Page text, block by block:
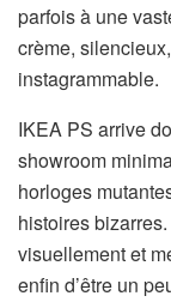
parfois à une
crème,
instagrammable.
IKEA PS arrive
showroom
horloges
histoires
visuellement et
enfin d’être un